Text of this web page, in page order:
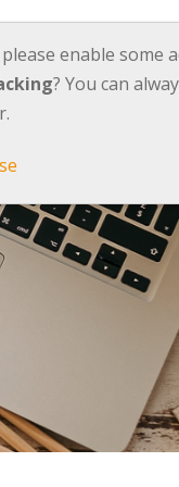
Werken bij
please enable some
? You can